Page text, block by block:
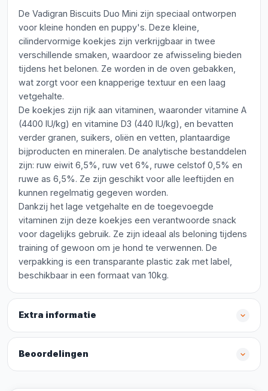
De Vadigran Biscuits Duo Mini zijn speciaal ontworpen
voor kleine honden en puppy's. Deze kleine,
cilindervormige koekjes zijn verkrijgbaar in twee
verschillende smaken, waardoor ze afwisseling bieden
tijdens het belonen. Ze worden in de oven gebakken,
wat zorgt voor een knapperige textuur en een laag
vetgehalte.
De koekjes zijn rijk aan vitaminen, waaronder vitamine A
(4400 IU/kg) en vitamine D3 (440 IU/kg), en bevatten
verder granen, suikers, oliën en vetten, plantaardige
bijproducten en mineralen. De analytische bestanddelen
zijn: ruw eiwit 6,5%, ruw vet 6%, ruwe celstof 0,5% en
ruwe as 6,5%. Ze zijn geschikt voor alle leeftijden en
kunnen regelmatig gegeven worden.
Dankzij het lage vetgehalte en de toegevoegde
vitaminen zijn deze koekjes een verantwoorde snack
voor dagelijks gebruik. Ze zijn ideaal als beloning tijdens
training of gewoon om je hond te verwennen. De
verpakking is een transparante plastic zak met label,
beschikbaar in een formaat van 10kg.
Extra informatie
Beoordelingen